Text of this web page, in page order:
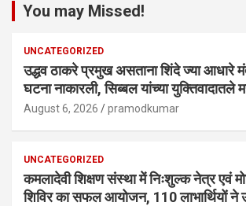
You may Missed!
UNCATEGORIZED
उद्धव ठाकरे प्रमुख असताना शिंदे ज्या आधारे
घटना नाकारली, सिब्बल यांच्या युक्तिवादातले
August 6, 2026 pramodkumar
UNCATEGORIZED
कमलादेवी शिक्षण संस्था में निःशुल्क नेत्र एवं
शिविर का सफल आयोजन, 110 लाभार्थियों ने